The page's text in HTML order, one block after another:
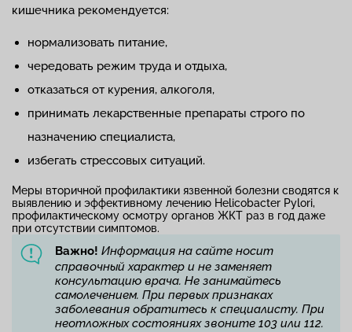
кишечника рекомендуется:
нормализовать питание,
чередовать режим труда и отдыха,
отказаться от курения, алкоголя,
принимать лекарственные препараты строго по
назначению специалиста,
избегать стрессовых ситуаций.
Меры вторичной профилактики язвенной болезни сводятся к
выявлению и эффективному лечению Helicobacter Pylori,
профилактическому осмотру органов ЖКТ раз в год даже
при отсутствии симптомов.
Важно! Информация на сайте носит
справочный характер и не заменяет
консультацию врача. Не занимайтесь
самолечением. При первых признаках
заболевания обратитесь к специалисту. При
неотложных состояниях звоните 103 или 112.